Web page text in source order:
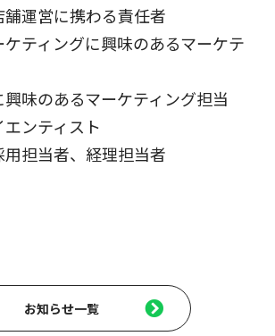
舗運営に携わる責任者
ケティングに興味のあるマーケテ
興味のあるマーケティング担当
ンティスト
用担当者、経理担当者
お知らせ一覧